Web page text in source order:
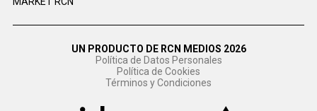
UN PRODUCTO DE RCN MEDIOS 2026
Política de Datos Personales
Política de Cookies
Términos y Condiciones